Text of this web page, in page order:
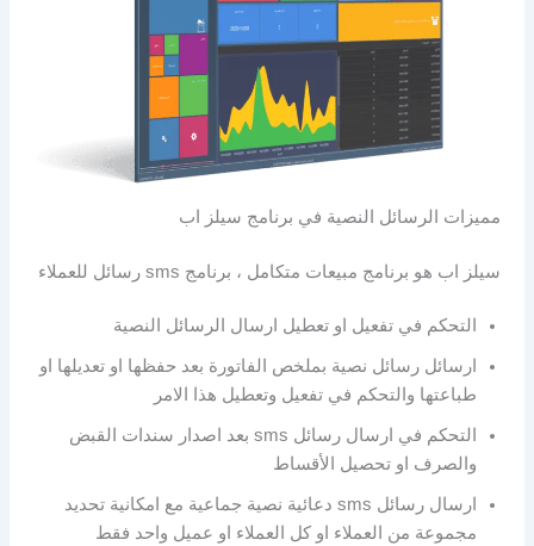
مميزات الرسائل النصية في برنامج سيلز اب
سيلز اب هو برنامج مبيعات متكامل ، برنامج sms رسائل للعملاء
التحكم في تفعيل او تعطيل ارسال الرسائل النصية
ارسائل رسائل نصية بملخص الفاتورة بعد حفظها او تعديلها او
طباعتها والتحكم في تفعيل وتعطيل هذا الامر
التحكم في ارسال رسائل sms بعد اصدار سندات القبض
والصرف او تحصيل الأقساط
ارسال رسائل sms دعائية نصية جماعية مع امكانية تحديد
مجموعة من العملاء او كل العملاء او عميل واحد فقط